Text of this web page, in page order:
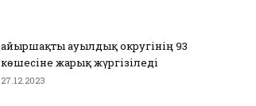
Қайыршақты ауылдық округінің 93
көшесіне жарық жүргізіледі
27.12.2023